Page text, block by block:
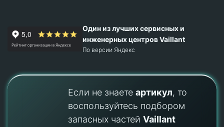
Один из лучших сервисных и
инженерных центров Vaillant
По версии Яндекс
Если не знаете артикул, то
воспользуйтесь подбором
запасных частей Vaillant